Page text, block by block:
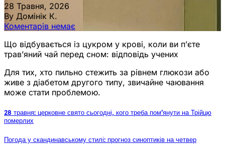
28 Травня, 2026
By Домінік К.
Коментарів немає
Що відбувається із цукром у крові, коли ви п’єте
трав’яний чай перед сном: відповідь учених
Для тих, хто пильно стежить за рівнем глюкози або
живе з діабетом другого типу, звичайне чаювання
може стати проблемою.
28 травня: церковне свято сьогодні, кого треба пом’янути на Трійцю
померлих
Погода у скандинавському стилі: прогноз синоптиків на четвер